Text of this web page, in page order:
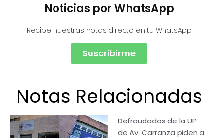
Noticias por WhatsApp
Recibe nuestras notas directo en tu WhatsApp
Suscribirme
Notas Relacionadas
Defraudados de la UP
de Av. Carranza piden a